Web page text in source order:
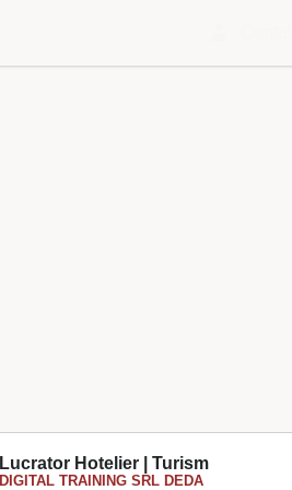
Lucrator Hotelier | Turism
DIGITAL TRAINING SRL DEDA